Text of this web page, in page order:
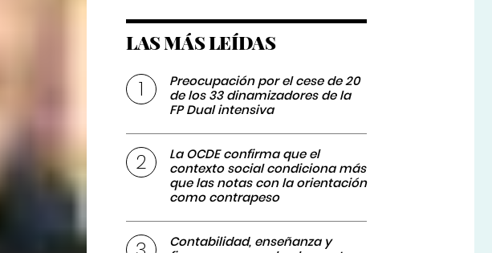
LAS MÁS LEÍDAS
Preocupación por el cese de 20
de los 33 dinamizadores de la
FP Dual intensiva
La OCDE confirma que el
contexto social condiciona más
que las notas con la orientación
como contrapeso
Contabilidad, enseñanza y